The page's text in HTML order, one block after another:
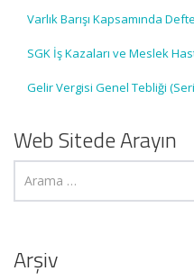
Varlık Barışı Kapsamında
SGK İş Kazaları ve Meslek
Gelir Vergisi Genel Tebliği
Web Sitede Arayın
Arşiv